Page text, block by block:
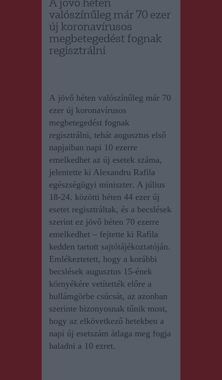
A jövő héten
valószínűleg már 70 ezer
új koronavírusos
megbetegedést fognak
regisztrálni
A jövő héten valószínűleg már 70
ezer új koronavírusos
megbetegedést fognak
regisztrálni, tehát augusztus első
napjaiban napi 10 ezerre
emelkedhet az új esetek száma,
jelentette ki Alexandru Rafila
egészségügyi miniszter. A július
18-24. közötti héten 44 ezer új
esetet regisztráltak, és a becslések
szerint ez jövő héten 70 ezerre
emelkedhet – fejtette ki Rafila
kedden tartott sajtótájékoztatóján.
Emlékeztetett, hogy a korábbi
becslések augusztus 15-ének
környékére vetítették előre a
hullámgörbe csúcsát, az azonban
szerinte bizonyosnak tűnik most,
hogy az elkövetkező hetekben a
napi új esetszám átlaga meg fogja
haladni a 10 ezret.